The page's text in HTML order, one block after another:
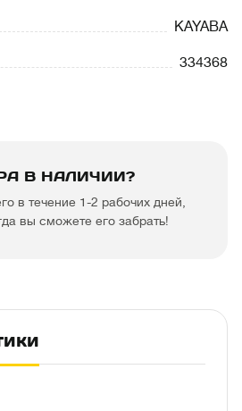
KAYABA
334368
В НАЛИЧИИ?
в течение 1-2 рабочих дней,
вы сможете его забрать!